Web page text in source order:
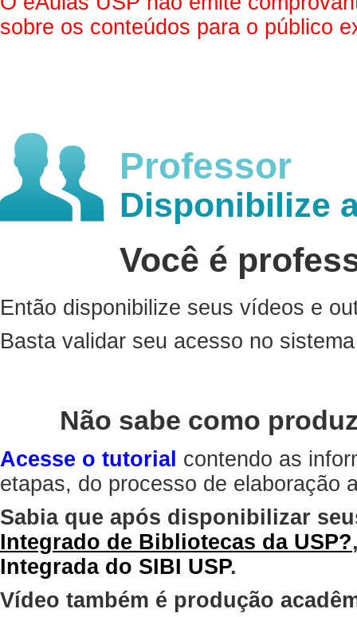
sobre os conteúdos para o público
Professor
Disponibilize
Você é
Então disponibilize seus vídeos e
Basta validar seu acesso no
Não sabe como
Acesse o tutorial contendo as
etapas, do processo de elaboração
Sabia que após disponibilizar
Integrado de Bibliotecas da USP?
Integrada do SIBI USP.
Vídeo também é produção